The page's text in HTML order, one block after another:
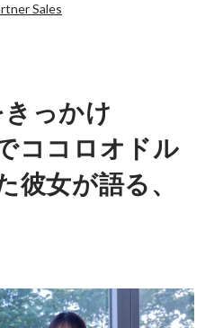
Sales
っかけ
ココロオドル
彼女が語る、